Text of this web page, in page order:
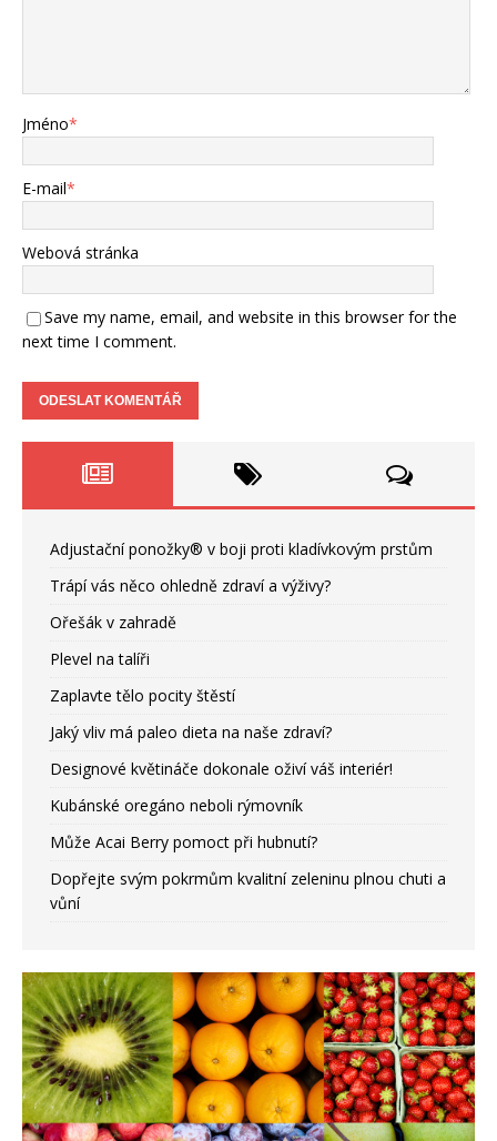
Jméno*
E-mail*
Webová stránka
Save my name, email, and website in this browser for the
next time I comment.
Adjustační ponožky® v boji proti kladívkovým prstům
Trápí vás něco ohledně zdraví a výživy?
Ořešák v zahradě
Plevel na talíři
Zaplavte tělo pocity štěstí
Jaký vliv má paleo dieta na naše zdraví?
Designové květináče dokonale oživí váš interiér!
Kubánské oregáno neboli rýmovník
Může Acai Berry pomoct při hubnutí?
Dopřejte svým pokrmům kvalitní zeleninu plnou chuti a
vůní